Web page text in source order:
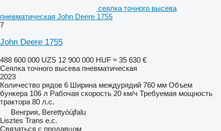
сеялка точного высева
пневматическая John Deere 1755
7
John Deere 1755
488 600 000 UZS 12 900 000 HUF ≈ 35 630 €
Сеялка точного высева пневматическая
2023
Количество рядов 6 Ширина междурядий 760 мм Объем
бункера 106 л Рабочая скорость 20 км/ч Требуемая мощность
трактора 80 л.с.
Венгрия, Berettyóújfalu
Lisztes Trans e.c.
Связаться с продавцом